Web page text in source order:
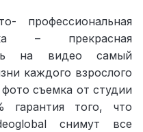
профессиональная
– прекрасная
на видео самый
каждого взрослого
съемка от студии
гарантия того, что
снимут все